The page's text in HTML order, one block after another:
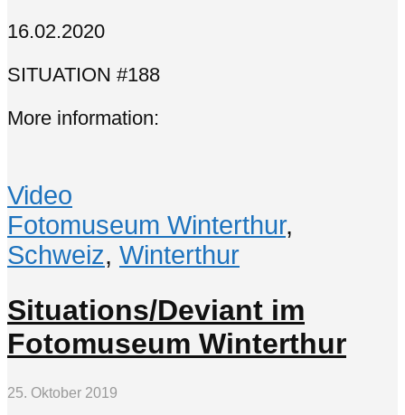
16.02.2020
SITUATION #188
More information:
Video
Fotomuseum Winterthur,
Schweiz, Winterthur
Situations/Deviant im
Fotomuseum Winterthur
25. Oktober 2019